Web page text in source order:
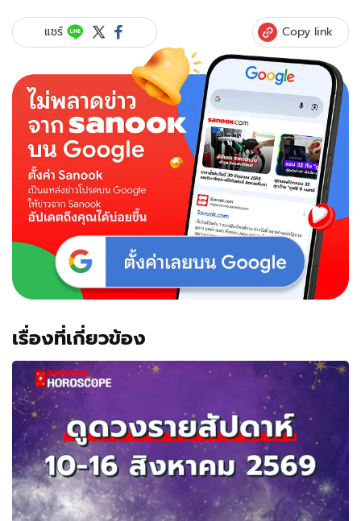
แชร์ Copy link
เรื่องที่เกี่ยวข้อง